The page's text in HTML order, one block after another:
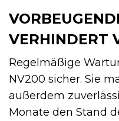
VERHINDERT
Regelmäßige
NV200 sicher. Sie
außerdem
Monate den Stand